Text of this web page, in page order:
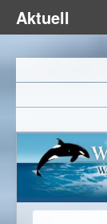
Aktuell